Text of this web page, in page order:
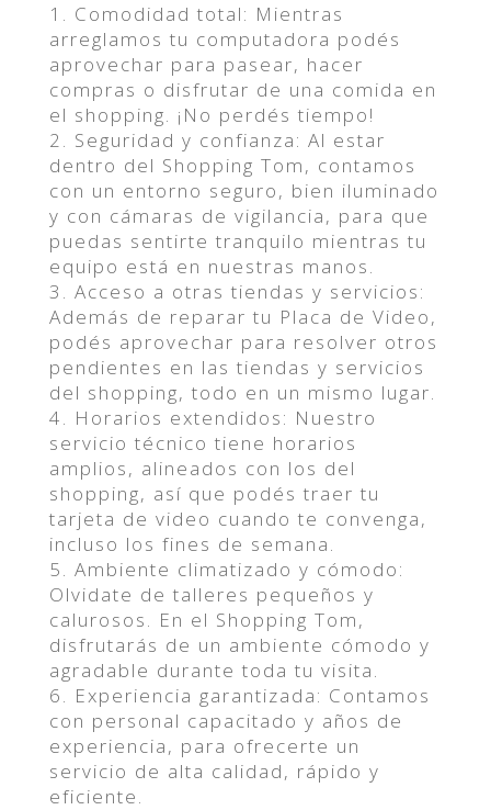
1. Comodidad total: Mientras
arreglamos tu computadora podés
aprovechar para pasear, hacer
compras o disfrutar de una comida en
el shopping. ¡No perdés tiempo!
2. Seguridad y confianza: Al estar
dentro del Shopping Tom, contamos
con un entorno seguro, bien iluminado
y con cámaras de vigilancia, para que
puedas sentirte tranquilo mientras tu
equipo está en nuestras manos.
3. Acceso a otras tiendas y servicios:
Además de reparar tu Placa de Video,
podés aprovechar para resolver otros
pendientes en las tiendas y servicios
del shopping, todo en un mismo lugar.
4. Horarios extendidos: Nuestro
servicio técnico tiene horarios
amplios, alineados con los del
shopping, así que podés traer tu
tarjeta de video cuando te convenga,
incluso los fines de semana.
5. Ambiente climatizado y cómodo:
Olvidate de talleres pequeños y
calurosos. En el Shopping Tom,
disfrutarás de un ambiente cómodo y
agradable durante toda tu visita.
6. Experiencia garantizada: Contamos
con personal capacitado y años de
experiencia, para ofrecerte un
servicio de alta calidad, rápido y
eficiente.